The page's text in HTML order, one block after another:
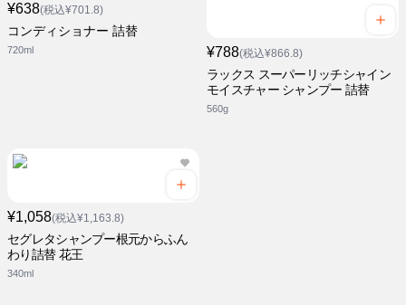
¥638(税込¥701.8)
コンディショナー 詰替
720ml ¥788(税込¥866.8)
ラックス スーパーリッチシャイン
モイスチャー シャンプー 詰替
560g
¥1,058(税込¥1,163.8)
セグレタシャンプー根元からふん
わり詰替 花王
340ml